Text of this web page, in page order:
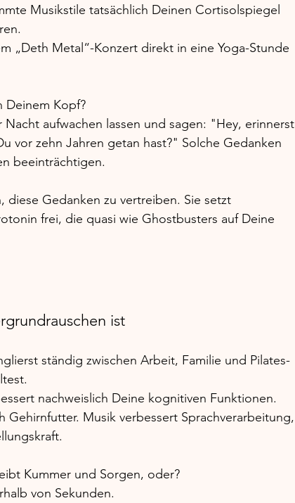
Musikstile tatsächlich Deinen Cortisolspiegel
„Deth Metal“-Konzert direkt in eine Yoga-Stunde
Deinem Kopf?
aufwachen lassen und sagen: "Hey, erinnerst
vor zehn Jahren getan hast?" Solche Gedanken
beeinträchtigen.
diese Gedanken zu vertreiben. Sie setzt
frei, die quasi wie Ghostbusters auf Deine
ist
ständig zwischen Arbeit, Familie und Pilates-
nachweislich Deine kognitiven Funktionen.
Gehirnfutter. Musik verbessert Sprachverarbeitung,
Kummer und Sorgen, oder?
von Sekunden.